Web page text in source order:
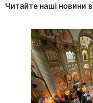
Читайте наші новини в